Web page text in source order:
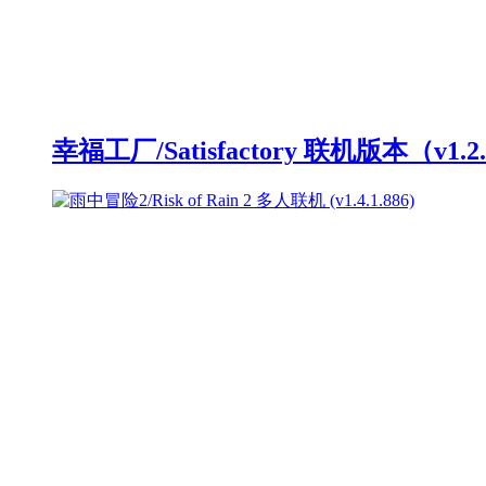
幸福工厂/Satisfactory 联机版本（